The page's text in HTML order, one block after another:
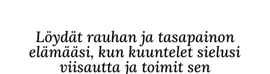
Löydät rauhan ja tasapainon
elämääsi, kun kuuntelet sielusi
viisautta ja toimit sen